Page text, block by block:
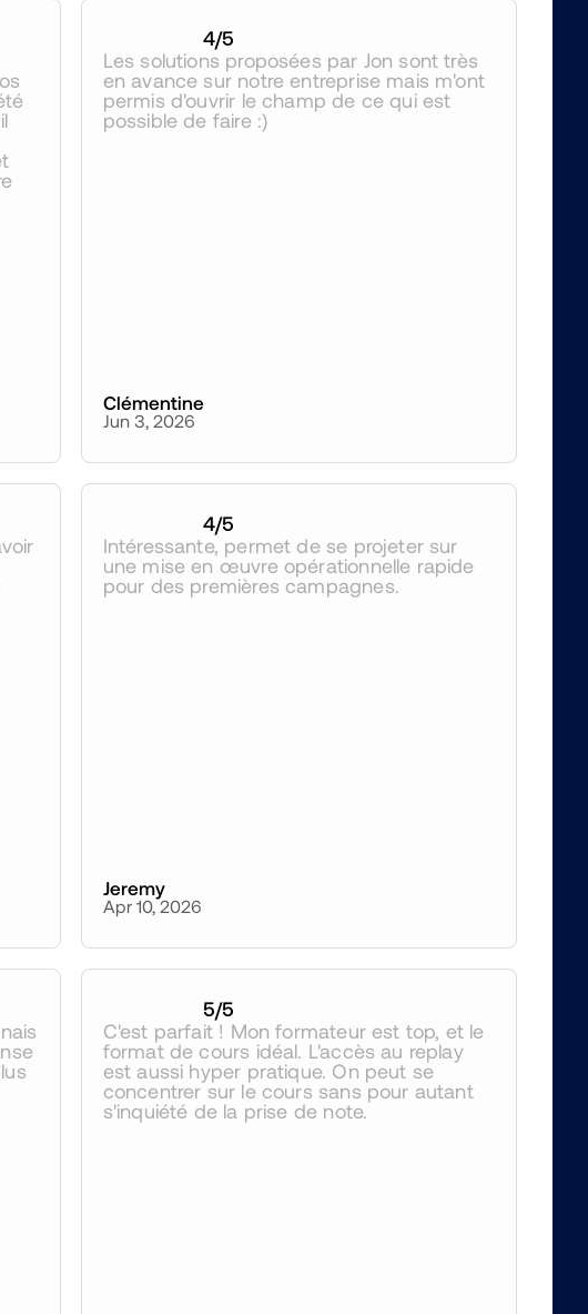
4/5
Les solutions proposées par Jon sont très
en avance sur notre entreprise mais m'ont
permis d'ouvrir le champ de ce qui est
possible de faire :)
Clémentine
Jun 3, 2026
4/5
Intéressante, permet de se projeter sur
une mise en œuvre opérationnelle rapide
pour des premières campagnes.
Jeremy
Apr 10, 2026
5/5
C'est parfait ! Mon formateur est top, et le
format de cours idéal. L'accès au replay
est aussi hyper pratique. On peut se
concentrer sur le cours sans pour autant
s'inquiété de la prise de note.